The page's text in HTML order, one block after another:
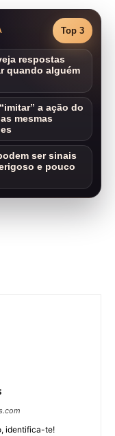
Top 3
respostas
quando alguém
a ação do
mesmas
ser sinais
e pouco
identifica-te!